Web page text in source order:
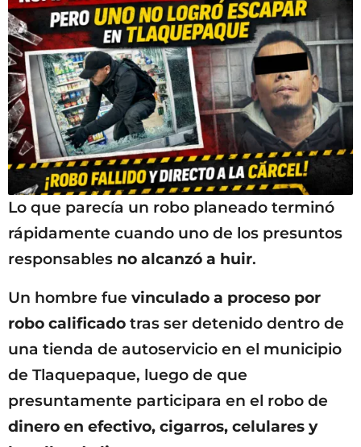
Lo que parecía un robo planeado terminó
rápidamente cuando uno de los presuntos
responsables no alcanzó a huir.
Un hombre fue vinculado a proceso por
robo calificado tras ser detenido dentro de
una tienda de autoservicio en el municipio
de Tlaquepaque, luego de que
presuntamente participara en el robo de
dinero en efectivo, cigarros, celulares y